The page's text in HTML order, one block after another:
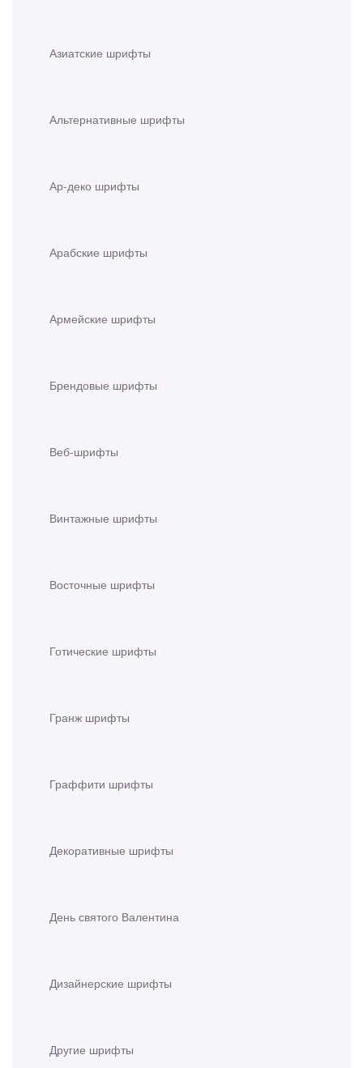
Азиатские шрифты
Альтернативные шрифты
Ар-деко шрифты
Арабские шрифты
Армейские шрифты
Брендовые шрифты
Веб-шрифты
Винтажные шрифты
Восточные шрифты
Готические шрифты
Гранж шрифты
Граффити шрифты
Декоративные шрифты
День святого Валентина
Дизайнерские шрифты
Другие шрифты